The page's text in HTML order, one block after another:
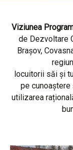
Viziunea
de Dezvoltare
Brașov,
locuitorii săi și
pe cunoaștere
utilizarea